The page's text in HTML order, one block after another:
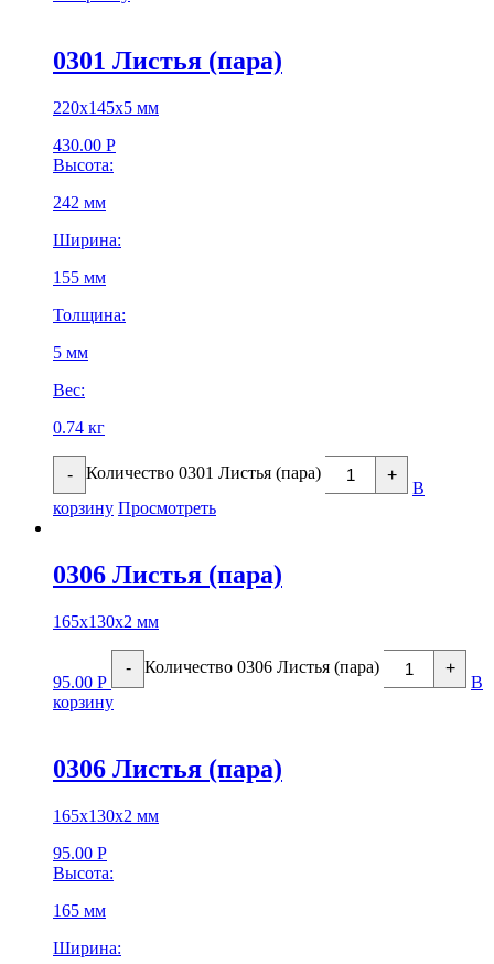
0301 Листья (пара)
220х145х5 мм
430.00 Р
Высота:
242 мм
Ширина:
155 мм
Толщина:
5 мм
Вес:
0.74 кг
- Количество 0301 Листья (пара) +
В
корзину Просмотреть
0306 Листья (пара)
165х130х2 мм
95.00 Р
- Количество 0306 Листья (пара) +
В
корзину
0306 Листья (пара)
165х130х2 мм
95.00 Р
Высота:
165 мм
Ширина: